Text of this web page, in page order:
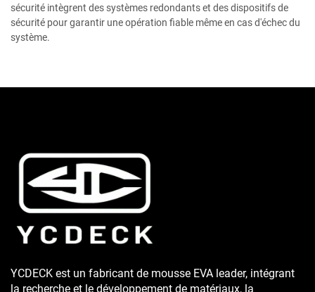
sécurité intègrent des systèmes redondants et des dispositifs de
sécurité pour garantir une opération fiable même en cas d'échec du
système.
YCDECK est un fabricant de mousse EVA leader, intégrant
la recherche et le développement de matériaux, la